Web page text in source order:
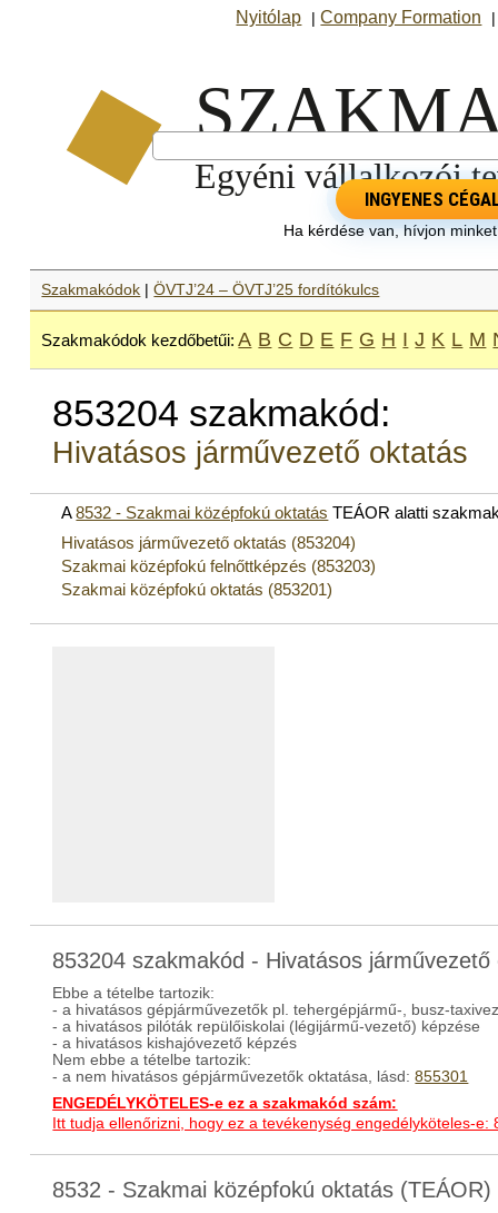
Nyitólap |Company Formation
INGYENES
Ha kérdése van, hívjon
Szakmakódok |ÖVTJ’24 – ÖVTJ’25 fordítókulcs
Szakmakódok kezdőbetűi: A B C D E F G H I J K L M
853204 szakmakód:
Hivatásos járművezető oktatás
A8532 - Szakmai középfokú oktatás TEÁOR alatti
Hivatásos járművezető oktatás (853204)
Szakmai középfokú felnőttképzés (853203)
Szakmai középfokú oktatás (853201)
853204 szakmakód - Hivatásos járművezető
Ebbe a tételbe tartozik:
- a hivatásos gépjárművezetők pl. tehergépjármű-, busz-
- a hivatásos pilóták repülőiskolai (légijármű-vezető) képzése
- a hivatásos kishajóvezető képzés
Nem ebbe a tételbe tartozik:
- a nem hivatásos gépjárművezetők oktatása, lásd:855301
ENGEDÉLYKÖTELES-e ez a szakmakód szám:
Itt tudja ellenőrizni, hogy ez a tevékenység engedélyköteles-e:
8532 - Szakmai középfokú oktatás (TEÁOR)